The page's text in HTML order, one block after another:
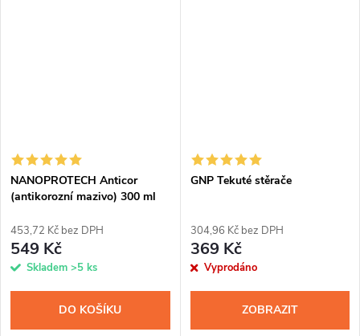
NANOPROTECH Anticor
(antikorozní mazivo) 300 ml
453,72 Kč bez DPH
549 Kč
Skladem >5 ks
DO KOŠÍKU
GNP Tekuté stěrače
304,96 Kč bez DPH
369 Kč
Vyprodáno
ZOBRAZIT